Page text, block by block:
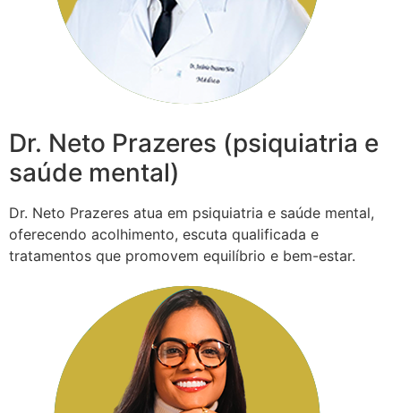
Dr. Neto Prazeres (psiquiatria e
saúde mental)
Dr. Neto Prazeres atua em psiquiatria e saúde mental,
oferecendo acolhimento, escuta qualificada e
tratamentos que promovem equilíbrio e bem-estar.